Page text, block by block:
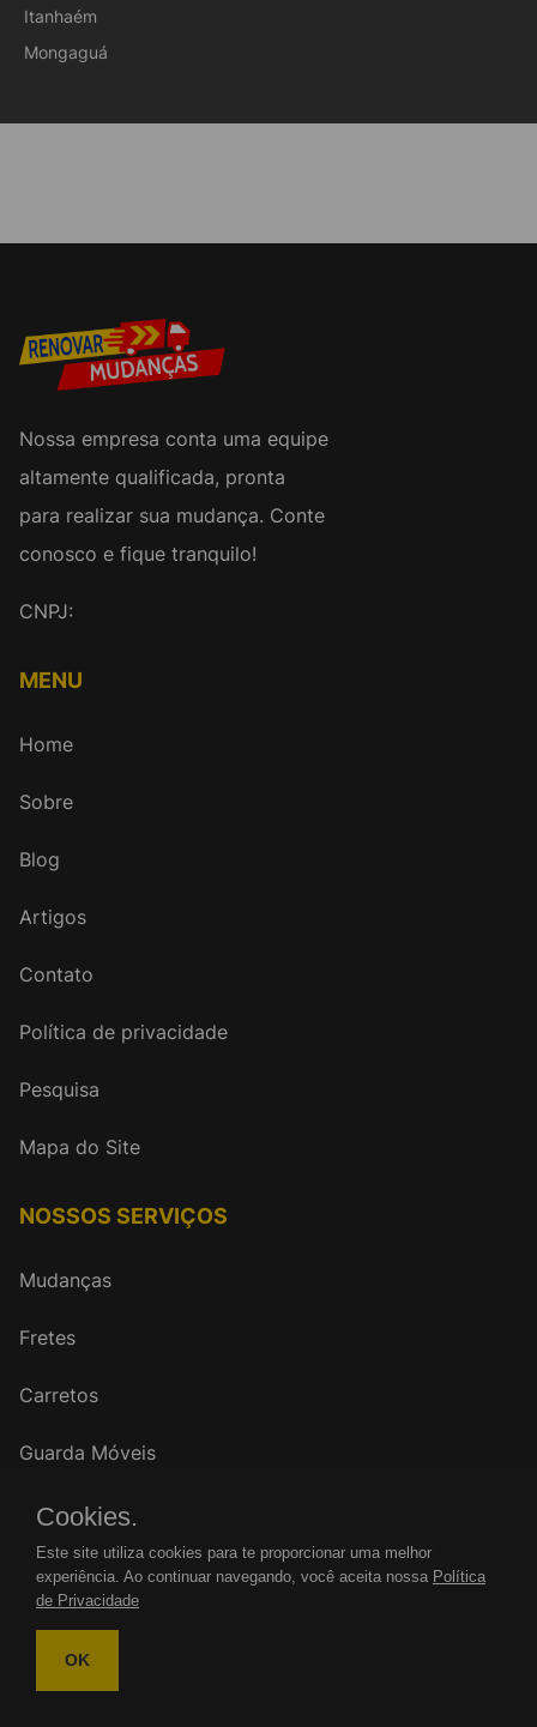
Itanhaém
Mongaguá
Nossa empresa conta uma equipe
altamente qualificada, pronta
para realizar sua mudança. Conte
conosco e fique tranquilo!
CNPJ:
MENU
Home
Sobre
Blog
Artigos
Contato
Política de privacidade
Pesquisa
Mapa do Site
NOSSOS SERVIÇOS
Mudanças
Fretes
Carretos
Guarda Móveis
FALE CONOSCO
WhatsApp: (11)
Cookies.
Este site utiliza cookies para te proporcionar uma melhor
experiência. Ao continuar navegando, você aceita nossa Política
de Privacidade
OK